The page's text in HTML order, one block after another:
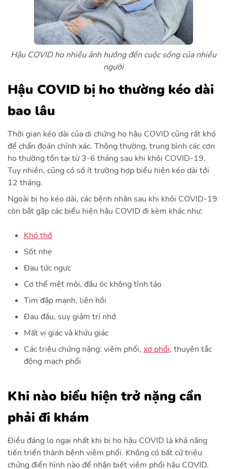
Hậu COVID ho nhiều ảnh hưởng đến cuộc sống của nhiều
người
Hậu COVID bị ho thường kéo dài
bao lâu
Thời gian kéo dài của di chứng ho hậu COVID cũng rất khó
để chẩn đoán chính xác. Thông thường, trung bình các cơn
ho thường tồn tại từ 3-6 tháng sau khi khỏi COVID-19.
Tuy nhiên, cũng có số ít trường hợp biểu hiện kéo dài tới
12 tháng.
Ngoài bị ho kéo dài, các bệnh nhân sau khi khỏi COVID-19
còn bắt gặp các biểu hiện hậu COVID đi kèm khác như:
Khó thở
Sốt nhẹ
Đau tức ngực
Cơ thể mệt mỏi, đầu óc không tỉnh táo
Tim đập mạnh, liên hồi
Đau đầu, suy giảm trí nhớ
Mất vị giác và khứu giác
Các triệu chứng nặng: viêm phổi, xơ phổi, thuyên tắc
động mạch phổi
Khi nào biểu hiện trở nặng cần
phải đi khám
Điều đáng lo ngại nhất khi bị ho hậu COVID là khả năng
tiến triển thành bệnh viêm phổi. Không có bất cứ triệu
chứng điển hình nào để nhận biết viêm phổi hậu COVID.